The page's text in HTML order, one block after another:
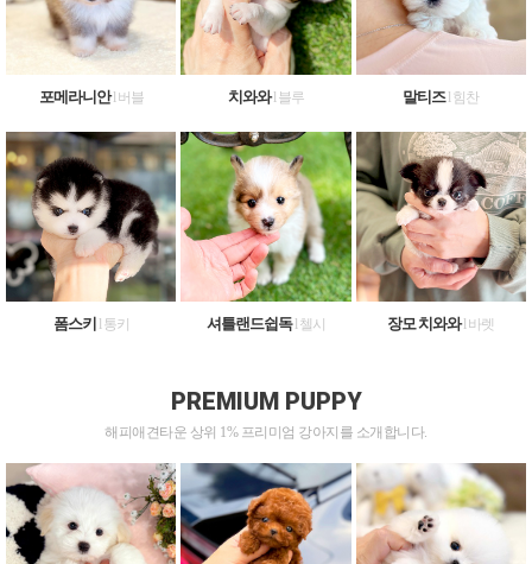
포메라니안l 버블 치와와l 블루 말티즈l 힘찬
폼스키 l 통키 셔틀랜드쉽독l 첼시 장모 치와와l 바렛
PREMIUM PUPPY
해피애견타운 상위 1% 프리미엄 강아지를 소개합니다.